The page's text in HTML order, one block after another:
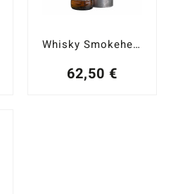
Whisky Smokehead High Voltage Islay Single Malt 58%
62,50 €